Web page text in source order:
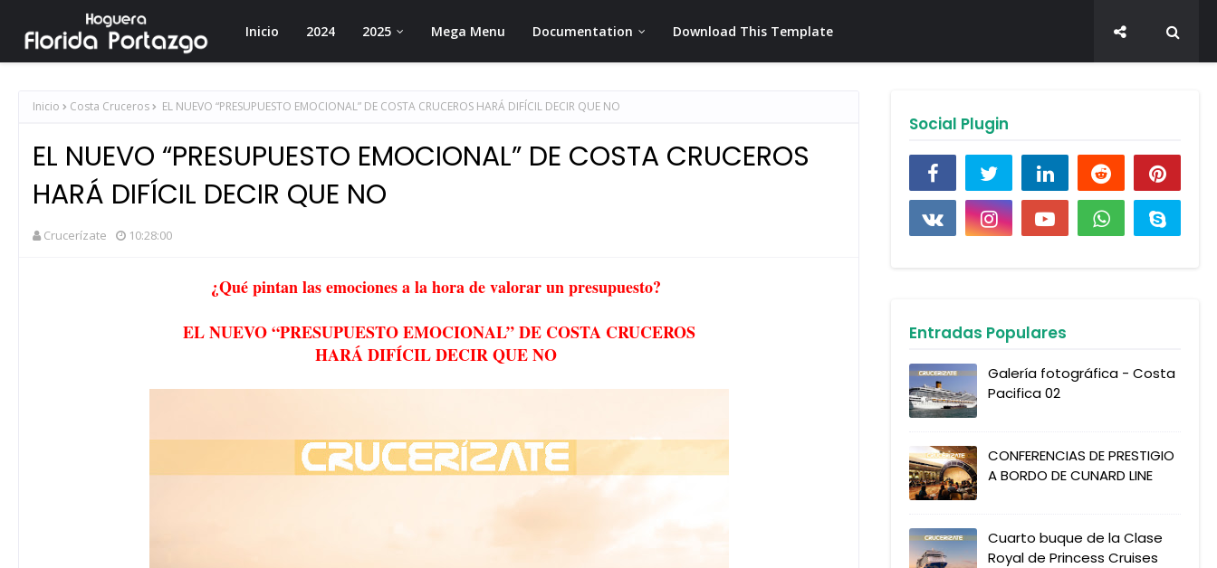
Inicio 2024 2025 Mega Menu Documentation Download This Template
Inicio Costa Cruceros EL NUEVO “PRESUPUESTO EMOCIONAL” DE COSTA CRUCEROS HARÁ DIFÍCIL DECIR QUE NO
EL NUEVO “PRESUPUESTO EMOCIONAL” DE COSTA CRUCEROS
HARÁ DIFÍCIL DECIR QUE NO
Crucerízate 10:28:00
¿Qué pintan las emociones a la hora de valorar un presupuesto?
EL NUEVO “PRESUPUESTO EMOCIONAL” DE COSTA CRUCEROS
HARÁ DIFÍCIL DECIR QUE NO
Social Plugin
Entradas Populares
Galería fotográfica - Costa
Pacifica 02
CONFERENCIAS DE PRESTIGIO
A BORDO DE CUNARD LINE
Cuarto buque de la Clase
Royal de Princess Cruises